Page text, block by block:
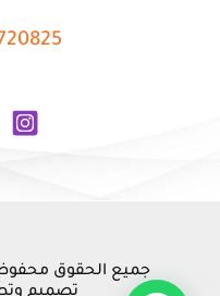
جميع الحقوق محفوظة 2023 شركة لؤلؤة
تصميم